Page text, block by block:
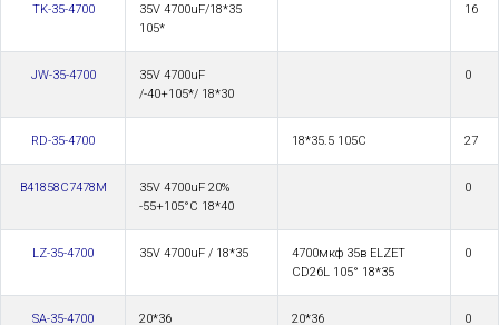
TK-35-4700
35V 4700uF/18*35
105*
16
JW-35-4700
35V 4700uF
/-40+105*/ 18*30
0
RD-35-4700 18*35.5 105C 27
B41858C7478M
35V 4700uF 20%
-55+105°С 18*40
0
LZ-35-4700 35V 4700uF / 18*35
4700мкф 35в ELZET
CD26L 105° 18*35
0
SA-35-4700 20*36 20*36 0